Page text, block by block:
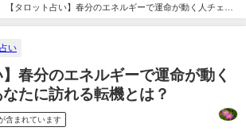
【タロット占い】春分のエネルギーで運命が動く人チェッ
は？
い
】春分のエネルギーで運命が動く
たに訪れる転機とは？
含まれています